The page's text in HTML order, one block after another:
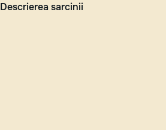
Descrierea sarcinii